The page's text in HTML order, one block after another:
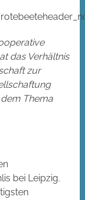
das Verhältnis
zur
Thema
bei Leipzig.